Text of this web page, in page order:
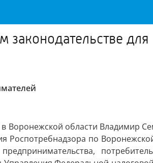
для
Воронежской области Владимир
Роспотребнадзора по